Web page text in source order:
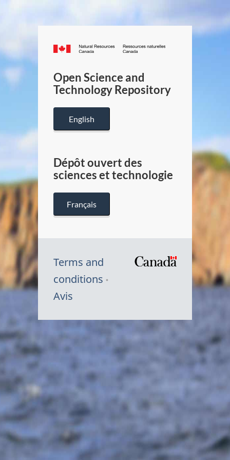
Canada.ca
/
Canada
Open Science and
Technology Repository
English
Dépôt ouvert des
sciences et technologie
Français
Terms and
conditions
Avis
Symbole
Canada